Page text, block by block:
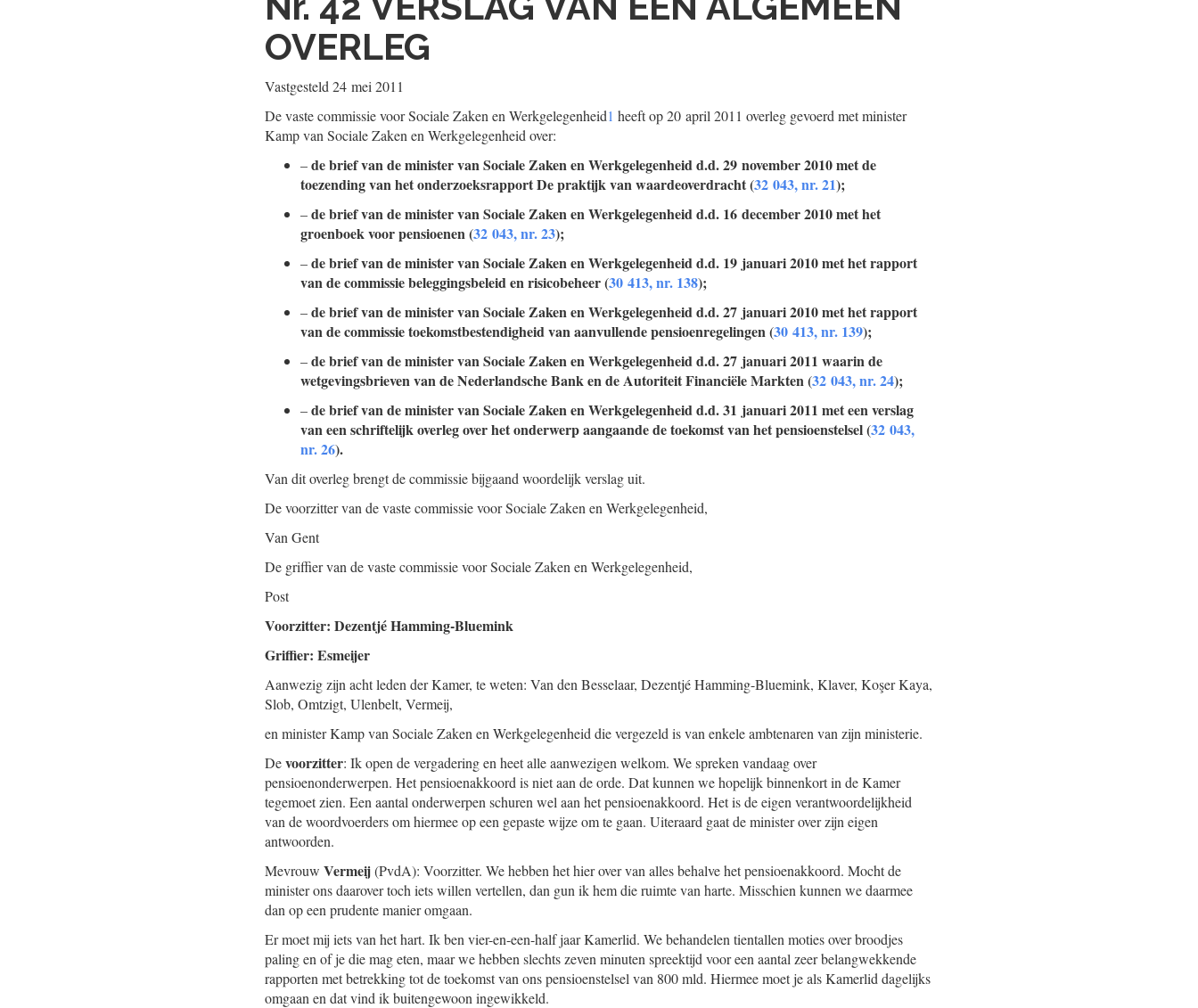
OVERLEG
Vastgesteld 24 mei 2011
De vaste commissie voor Sociale Zaken en Werkgelegenheid1 heeft op 20 april 2011 overleg gevoerd met minister
Kamp van Sociale Zaken en Werkgelegenheid over:
–de brief van de minister van Sociale Zaken en Werkgelegenheid d.d. 29 november 2010 met de
toezending van het onderzoeksrapport De praktijk van waardeoverdracht (32 043, nr. 21);
–de brief van de minister van Sociale Zaken en Werkgelegenheid d.d. 16 december 2010 met het
groenboek voor pensioenen (32 043, nr. 23);
–de brief van de minister van Sociale Zaken en Werkgelegenheid d.d. 19 januari 2010 met het rapport
van de commissie beleggingsbeleid en risicobeheer (30 413, nr. 138);
–de brief van de minister van Sociale Zaken en Werkgelegenheid d.d. 27 januari 2010 met het rapport
van de commissie toekomstbestendigheid van aanvullende pensioenregelingen (30 413, nr. 139);
–de brief van de minister van Sociale Zaken en Werkgelegenheid d.d. 27 januari 2011 waarin de
wetgevingsbrieven van de Nederlandsche Bank en de Autoriteit Financiële Markten (32 043, nr. 24);
–de brief van de minister van Sociale Zaken en Werkgelegenheid d.d. 31 januari 2011 met een verslag
van een schriftelijk overleg over het onderwerp aangaande de toekomst van het pensioenstelsel (32 043,
nr. 26).
Van dit overleg brengt de commissie bijgaand woordelijk verslag uit.
De voorzitter van de vaste commissie voor Sociale Zaken en Werkgelegenheid,
Van Gent
De griffier van de vaste commissie voor Sociale Zaken en Werkgelegenheid,
Post
Voorzitter: Dezentjé Hamming-Bluemink
Griffier: Esmeijer
Aanwezig zijn acht leden der Kamer, te weten: Van den Besselaar, Dezentjé Hamming-Bluemink, Klaver, Koşer Kaya,
Slob, Omtzigt, Ulenbelt, Vermeij,
en minister Kamp van Sociale Zaken en Werkgelegenheid die vergezeld is van enkele ambtenaren van zijn ministerie.
Devoorzitter: Ik open de vergadering en heet alle aanwezigen welkom. We spreken vandaag over
pensioenonderwerpen. Het pensioenakkoord is niet aan de orde. Dat kunnen we hopelijk binnenkort in de Kamer
tegemoet zien. Een aantal onderwerpen schuren wel aan het pensioenakkoord. Het is de eigen verantwoordelijkheid
van de woordvoerders om hiermee op een gepaste wijze om te gaan. Uiteraard gaat de minister over zijn eigen
antwoorden.
Mevrouw Vermeij(PvdA): Voorzitter. We hebben het hier over van alles behalve het pensioenakkoord. Mocht de
minister ons daarover toch iets willen vertellen, dan gun ik hem die ruimte van harte. Misschien kunnen we daarmee
dan op een prudente manier omgaan.
Er moet mij iets van het hart. Ik ben vier-en-een-half jaar Kamerlid. We behandelen tientallen moties over broodjes
paling en of je die mag eten, maar we hebben slechts zeven minuten spreektijd voor een aantal zeer belangwekkende
rapporten met betrekking tot de toekomst van ons pensioenstelsel van 800 mld. Hiermee moet je als Kamerlid dagelijks
omgaan en dat vind ik buitengewoon ingewikkeld.